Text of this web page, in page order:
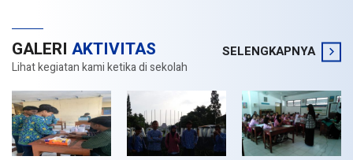
GALERI AKTIVITAS
Lihat kegiatan kami ketika di sekolah
SELENGKAPNYA